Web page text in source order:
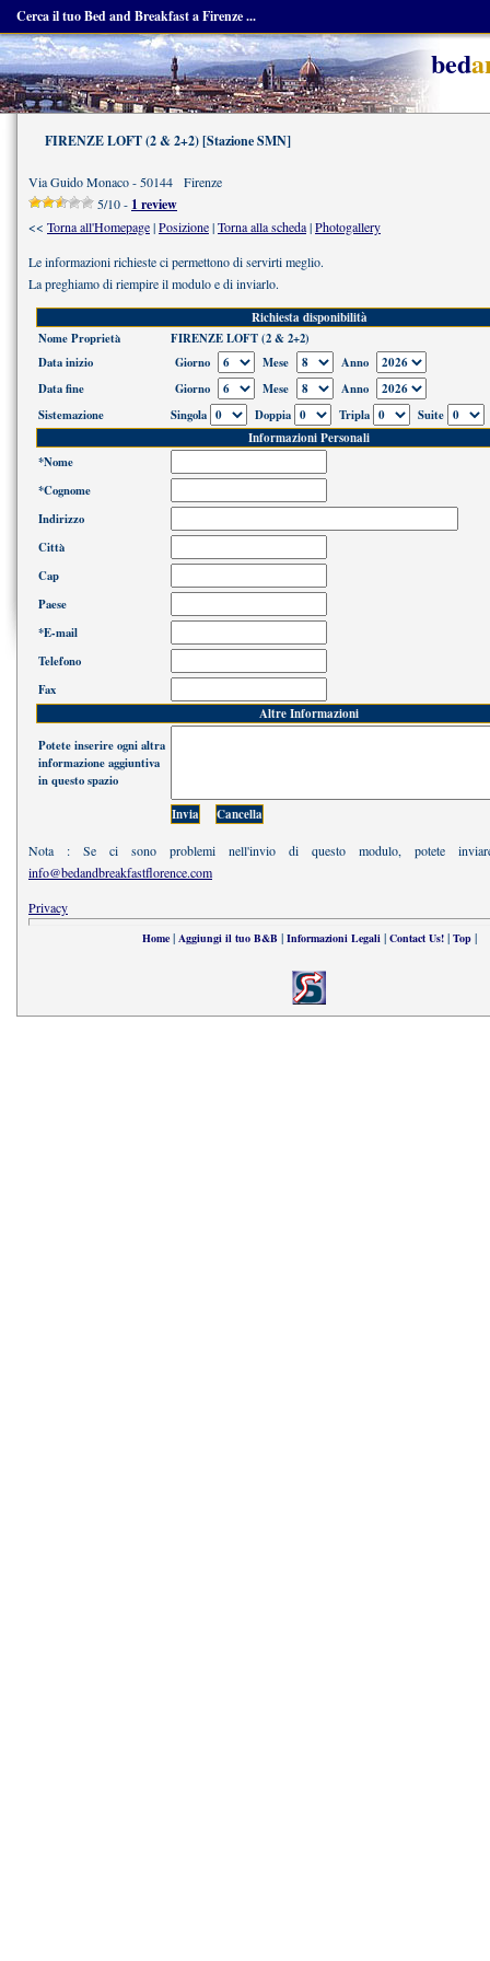
Cerca il tuo Bed and Breakfast a Firenze ...
bed
FIRENZE LOFT (2 & 2+2) [Stazione SMN]
Via Guido Monaco - 50144 Firenze
5/10 - 1 review
<< Torna all'Homepage|Posizione|Torna alla scheda|Photogallery
Le informazioni richieste ci permettono di servirti meglio.
La preghiamo di riempire il modulo e di inviarlo.
Richiesta disponibilità
Nome Proprietà
FIRENZE LOFT (2 & 2+2)
Data inizio
Giorno Mese
Anno
Data fine
Giorno Mese
Anno
Sistemazione
Singola Doppia Tripla
Suite
Informazioni Personali
*Nome
*Cognome
Indirizzo
Città
Cap
Paese
*E-mail
Telefono
Fax
Altre Informazioni
Potete inserire ogni altra
informazione aggiuntiva
in questo spazio
Nota : Se ci sono problemi nell'invio di questo modulo, potete
info@bedandbreakfastflorence.com
Privacy
Home| Aggiungi il tuo B&B | Informazioni Legali | Contact Us!| Top|